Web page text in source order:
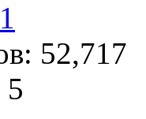
52,717
5